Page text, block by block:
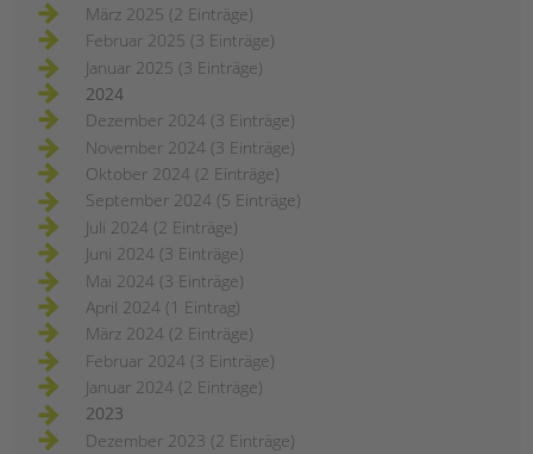
März 2025 (2 Einträge)
Februar 2025 (3 Einträge)
Januar 2025 (3 Einträge)
2024
Dezember 2024 (3 Einträge)
November 2024 (3 Einträge)
Oktober 2024 (2 Einträge)
September 2024 (5 Einträge)
Juli 2024 (2 Einträge)
Juni 2024 (3 Einträge)
Mai 2024 (3 Einträge)
April 2024 (1 Eintrag)
März 2024 (2 Einträge)
Februar 2024 (3 Einträge)
Januar 2024 (2 Einträge)
2023
Dezember 2023 (2 Einträge)